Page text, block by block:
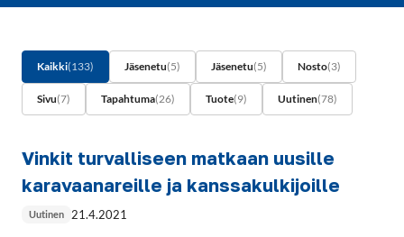
Kaikki(133) Jäsenetu(5) Jäsenetu(5) Nosto(3)
Sivu(7) Tapahtuma(26) Tuote(9) Uutinen(78)
Vinkit turvalliseen matkaan uusille
karavaanareille ja kanssakulkijoille
Uutinen 21.4.2021